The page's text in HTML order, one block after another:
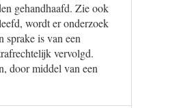
gehandhaafd. Zie ook
wordt er onderzoek
sprake is van een
vervolgd.
door middel van een